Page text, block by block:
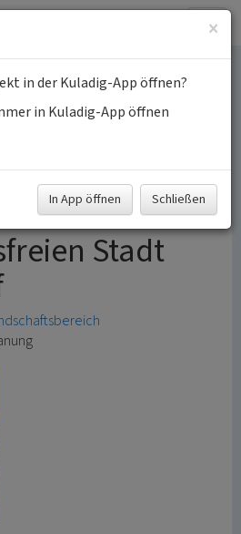
des
Düsseldorf
Stadt
×
in der Kuladig-App öffnen?
in Kuladig-App öffnen
In App öffnen Schließen